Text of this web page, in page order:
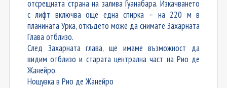
отсрещната страна на залива Гуанабара. Изкачването
с лифт включва още една спирка – на 220 м в
планината Урка, откъдето може да снимате Захарната
Глава отблизо.
След Захарната глава, ще имаме възможност да
видим отблизо и старата централна част на Рио де
Жанейро.
Нощувка в Рио де Жанейро